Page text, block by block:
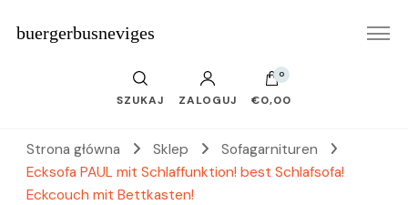
buergerbusneviges
SZUKAJ ZALOGUJ
0
€0,00
Strona główna Sklep
Sofagarnituren
Ecksofa PAUL mit Schlaffunktion! best Schlafsofa!
Eckcouch mit Bettkasten!